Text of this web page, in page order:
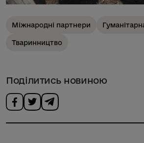
Міжнародні партнери
Тваринництво
Поділитись новиною